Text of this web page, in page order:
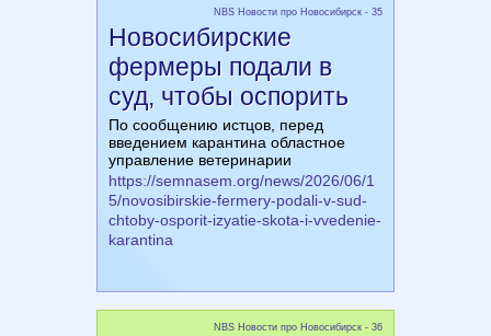
NBS Новости про Новосибирск - 35
Новосибирские
фермеры подали в
суд, чтобы оспорить
По сообщению истцов, перед
введением карантина областное
управление ветеринарии
https://semnasem.org/news/2026/06/1
5/novosibirskie-fermery-podali-v-sud-
chtoby-osporit-izyatie-skota-i-vvedenie-
karantina
NBS Новости про Новосибирск - 36